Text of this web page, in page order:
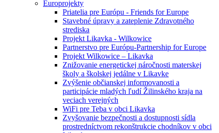
Europrojekty
Priatelia pre Európu - Friends for Europe
Stavebné úpravy a zateplenie Zdravotného
strediska
Projekt Likavka - Wilkowice
Partnerstvo pre Európu-Partnership for Europe
Projekt Wilkowice – Likavka
Znižovanie energetickej náročnosti materskej
školy a školskej jedálne v Likavke
Zvýšenie občianskej informovanosti a
participácie mladých ľudí Žilinského kraja na
veciach verejných
WiFi pre Teba v obci Likavka
Zvyšovanie bezpečnosti a dostupnosti sídla
prostredníctvom rekonštrukcie chodníkov v obci